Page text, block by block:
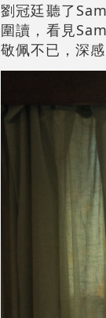
劉冠廷聽了
圍讀，看見
敬佩不已，深